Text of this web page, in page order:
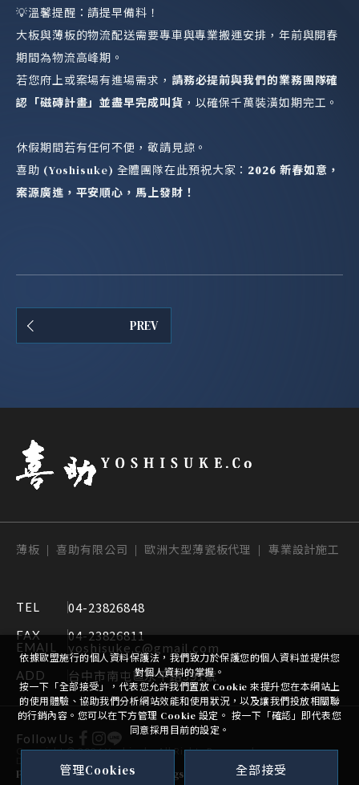
💡溫馨提醒：請提早備料！
大板與薄板的物流配送需要專車與專業搬運安排，年前與開春
期間為物流高峰期。
若您府上或案場有進場需求， 請務必提前與我們的業務團隊確
認「磁磚計畫」並盡早完成叫貨 ，以確保千萬裝潢如期完工。
休假期間若有任何不便，敬請見諒。
喜助 (Yoshisuke) 全體團隊在此預祝大家： 2026 新春如意，
案源廣進，平安順心，馬上發財！
PREV
薄板 | 喜助有限公司 | 歐洲大型薄瓷板代理 | 專業設計施工
TEL 04-23826848
FAX 04-23826811
EMAIL yoshisuke.c@gmail.com
ADD 台中市南屯區永平路391號
Follow Us
Copyright ©2026YoshisukeAll Rights Reserved.
PRIVACY POLICYCookie Settings
依據歐盟施行的個人資料保護法，我們致力於保護您的個人資料並提供您
對個人資料的掌握。
按一下「全部接受」，代表您允許我們置放 Cookie 來提升您在本網站上
的使用體驗、協助我們分析網站效能和使用狀況，以及讓我們投放相關聯
的行銷內容。您可以在下方管理 Cookie 設定。 按一下「確認」即代表您
同意採用目前的設定。
管理Cookies 全部接受